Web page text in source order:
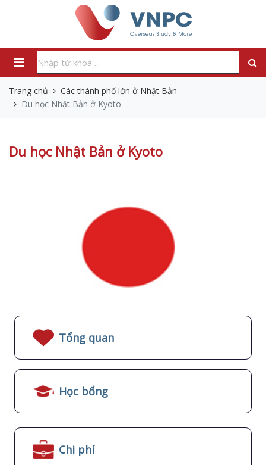
Trang chủ
Các thành phố lớn ở Nhật Bản
Du học Nhật Bản ở Kyoto
Du học Nhật Bản ở Kyoto
Tổng quan
Học bổng
Chi phí